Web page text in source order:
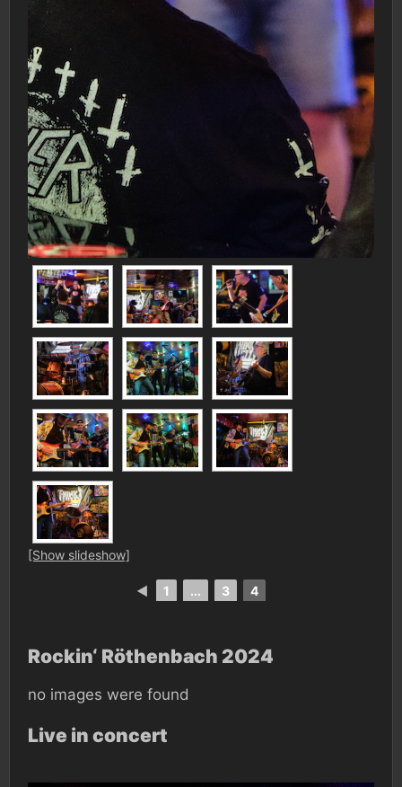
[Show slideshow]
◄ 1 ... 3 4
Rockin‘ Röthenbach 2024
no images were found
Live in concert